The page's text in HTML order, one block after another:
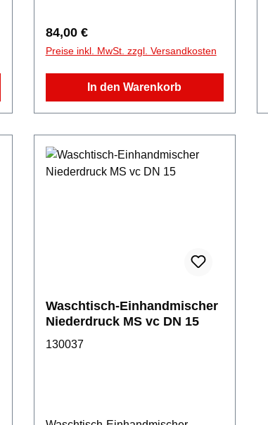
Regulärer Preis:
84,00 €
Preise inkl. MwSt. zzgl. Versandkosten
In den Warenkorb
Waschtisch-Einhandmischer
Niederdruck MS vc DN 15
130037